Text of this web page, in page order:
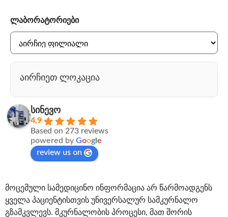
ლაბორატორიები
აირჩიეთ ლოკაცია
სინევო
4.9
Based on 273 reviews
powered by Goog e
review us on
მოცემული სამედიცინო ინფორმაცია არ წარმოადგენს
ყველა პაციენტისთვის უნივერსალურ სამკურნალო
გზამკვლევს. მკურნალობის პროცესი, მათ შორის